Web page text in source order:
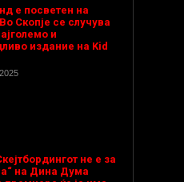
е посветен на
Скопје се случува
и
издание на Kid
не е за
на Дина Дума